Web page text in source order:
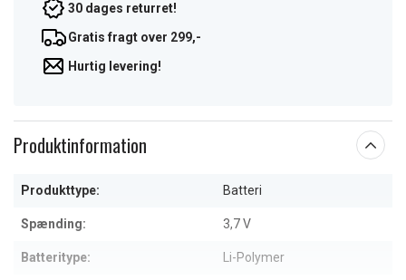
30 dages returret!
Gratis fragt over 299,-
Hurtig levering!
Produktinformation
Produkttype: Batteri
Spænding: 3,7 V
Batteritype: Li-Polymer